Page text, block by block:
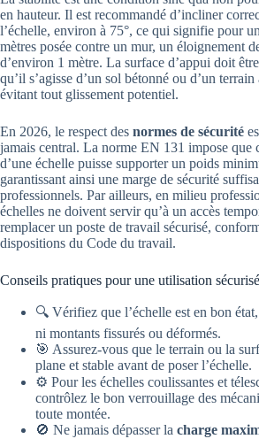
en hauteur. Il est recommandé d’incliner
l’échelle, environ à 75°, ce qui signifie pour
mètres posée contre un mur, un éloignement
d’environ 1 mètre. La surface d’appui doit
qu’il s’agisse d’un sol bétonné ou d’un terrain
évitant tout glissement potentiel.
En 2026, le respect des normes de sécurité
jamais central. La norme EN 131 impose que
d’une échelle puisse supporter un poids
garantissant ainsi une marge de sécurité
professionnels. Par ailleurs, en milieu
échelles ne doivent servir qu’à un accès
remplacer un poste de travail sécurisé,
dispositions du Code du travail.
Conseils pratiques pour une utilisation
🔍 Vérifiez que l’échelle est en bon
ni montants fissurés ou déformés.
🎯 Assurez-vous que le terrain ou la
plane et stable avant de poser l’échelle.
⚙️ Pour les échelles coulissantes et
contrôlez le bon verrouillage des
toute montée.
🚫 Ne jamais dépasser la charge